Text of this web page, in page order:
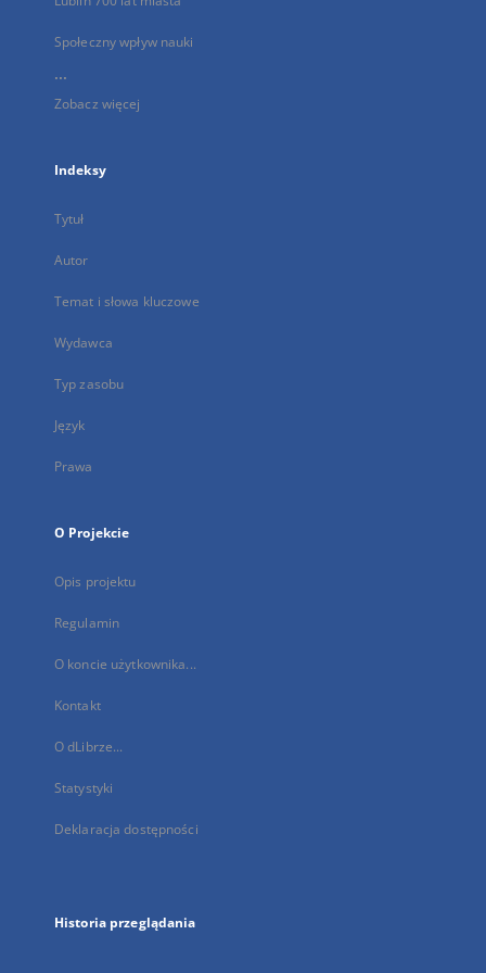
Społeczny wpływ nauki
...
Zobacz więcej
Indeksy
Tytuł
Autor
Temat i słowa kluczowe
Wydawca
Typ zasobu
Język
Prawa
O Projekcie
Opis projektu
Regulamin
O koncie użytkownika...
Kontakt
O dLibrze...
Statystyki
Deklaracja dostępności
Historia przeglądania